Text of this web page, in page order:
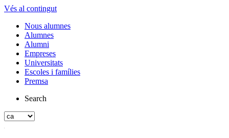
Vés al contingut
Nous alumnes
Alumnes
Alumni
Empreses
Universitats
Escoles i famílies
Premsa
Search